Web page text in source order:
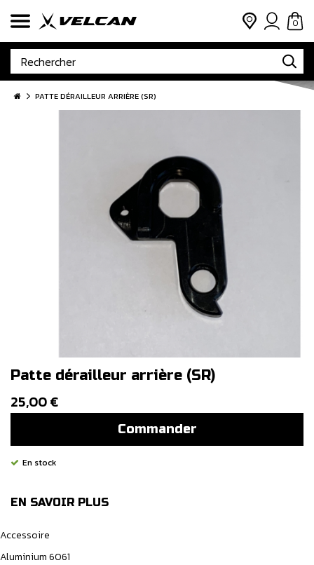
0
PATTE DÉRAILLEUR ARRIÈRE (SR)
Patte dérailleur arrière (SR)
25,00 €
Commander
En stock
EN SAVOIR PLUS
Accessoire
Aluminium 6061